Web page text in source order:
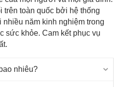
trên toàn quốc bởi hệ thống
nhiều năm kinh nghiệm trong
sức khỏe. Cam kết phục vụ
nhiêu?